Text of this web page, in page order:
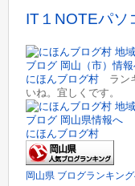
IT１NOTEパソ
にほんブログ村 ラン
いね。宜しくです。
にほんブログ村
岡山県 ブログランキン